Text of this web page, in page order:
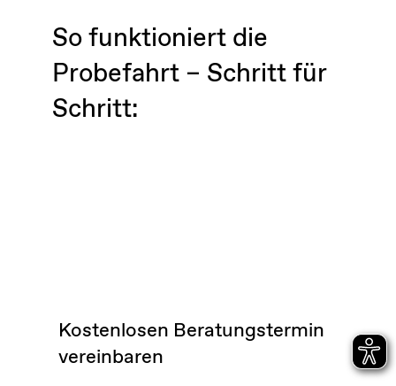
So funktioniert die
Probefahrt – Schritt für
Schritt:
Kostenlosen Beratungstermin
vereinbaren